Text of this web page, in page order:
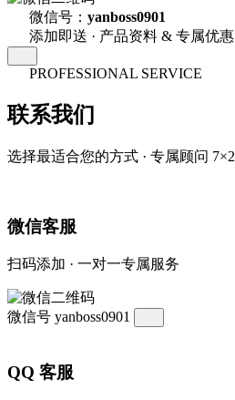
微信号： yanboss0901
添加即送 · 产品资料 & 专属优惠
PROFESSIONAL SERVICE
联系我们
选择最适合您的方式 · 专属顾问
微信客服
扫码添加 · 一对一专属服务
微信号 yanboss0901
QQ 客服